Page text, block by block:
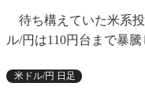
待ち構えていた米系
ル/円は110円台まで暴騰
米ドル/円 日足